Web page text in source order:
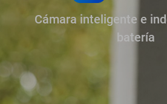
Cámara inteligente e
batería